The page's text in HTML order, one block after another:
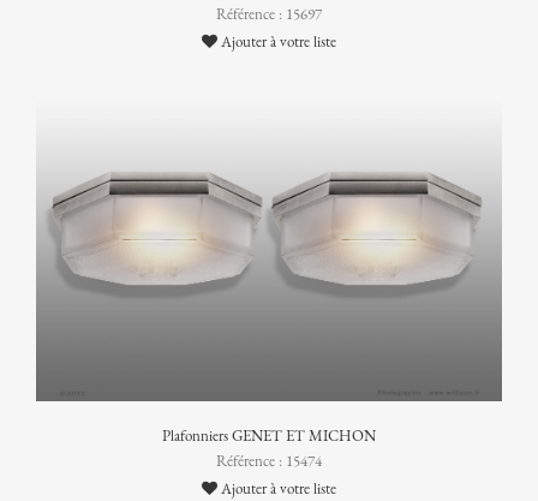
Référence : 15697
Ajouter à votre liste
Plafonniers GENET ET MICHON
Référence : 15474
Ajouter à votre liste